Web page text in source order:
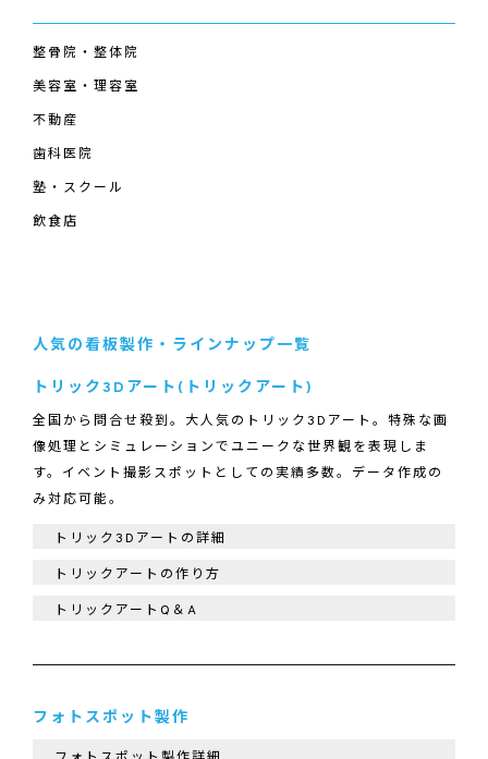
整骨院・整体院
美容室・理容室
不動産
歯科医院
塾・スクール
飲食店
人気の看板製作・ラインナップ一覧
トリック3Dアート(トリックアート)
全国から問合せ殺到。大人気のトリック3Dアート。特殊な画
像処理とシミュレーションでユニークな世界観を表現しま
す。イベント撮影スポットとしての実績多数。データ作成の
み対応可能。
トリック3Dアートの詳細
トリックアートの作り方
トリックアートQ＆A
フォトスポット製作